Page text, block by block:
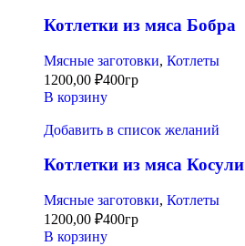
Котлетки из мяса Бобра
Мясные заготовки, Котлеты
1200,00 ₽400гр
В корзину
Добавить в список желаний
Котлетки из мяса Косули
Мясные заготовки, Котлеты
1200,00 ₽400гр
В корзину